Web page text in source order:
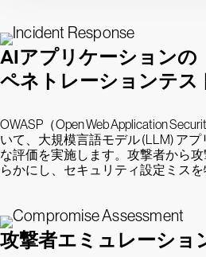
AIアプリケーションの
ペネトレーションテス
OWASP（Open Web Application
いて、大規模言語モデル (LLM) ア
な評価を実施します。攻撃者から
らかにし、セキュリティ設定ミスを
攻撃者エミュレーショ